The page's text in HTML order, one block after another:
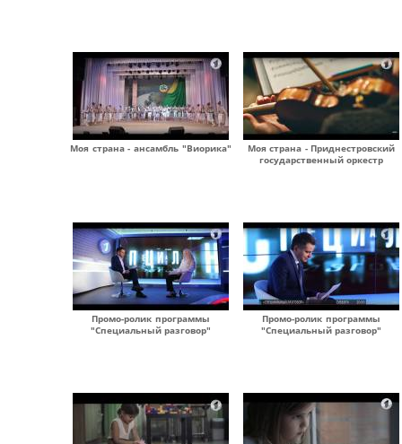
Моя страна - ансамбль "Виорика"
Моя страна - Приднестровский
государственный оркестр
Промо-ролик программы
"Специальный разговор"
Промо-ролик программы
"Специальный разговор"